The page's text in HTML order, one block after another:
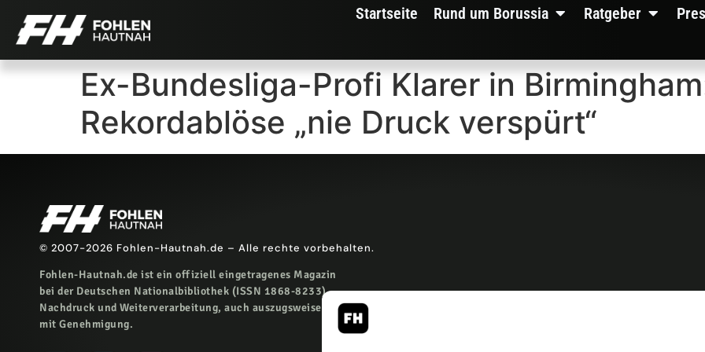
Startseite Rund um Borussia Ratgeber
Ex-Bundesliga-Profi Klarer in
Rekordablöse „nie Druck verspürt“
© 2007-2026 Fohlen-Hautnah.de – Alle rechte vorbehalten.
Fohlen-Hautnah.de ist ein offiziell eingetragenes Magazin
bei der Deutschen Nationalbibliothek (ISSN 1868-8233).
Nachdruck und Weiterverarbeitung, auch auszugsweise, nur
mit Genehmigung.